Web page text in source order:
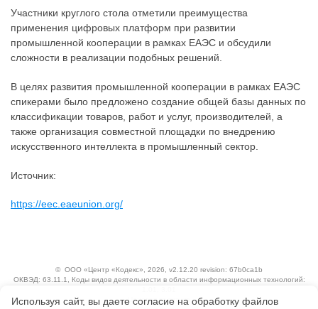
Участники круглого стола отметили преимущества
применения цифровых платформ при развитии
промышленной кооперации в рамках ЕАЭС и обсудили
сложности в реализации подобных решений.
В целях развития промышленной кооперации в рамках ЕАЭС
спикерами было предложено создание общей базы данных по
классификации товаров, работ и услуг, производителей, а
также организация совместной площадки по внедрению
искусственного интеллекта в промышленный сектор.
Источник:
https://eec.eaeunion.org/
© ООО «Центр «Кодекс» , 2026, v2.12.20 revision: 67b0ca1b
ОКВЭД: 63.11.1, Коды видов деятельности в области информационных технологий:
Ценовая политика
Используя сайт, вы даете согласие на обработку файлов